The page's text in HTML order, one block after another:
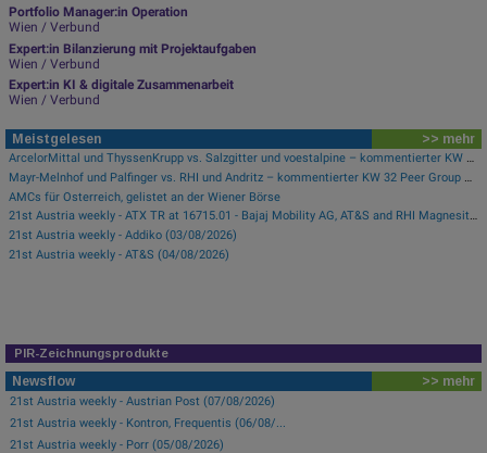
Portfolio Manager:in Operation
Wien / Verbund
Expert:in Bilanzierung mit Projektaufgaben
Wien / Verbund
Expert:in KI & digitale Zusammenarbeit
Wien / Verbund
Meistgelesen >> mehr
ArcelorMittal und ThyssenKrupp vs. Salzgitter und voestalpine – kommentierter KW 32 Peer Group Watch Stahl
Mayr-Melnhof und Palfinger vs. RHI und Andritz – kommentierter KW 32 Peer Group Watch Zykliker Österreich
AMCs für Österreich, gelistet an der Wiener Börse
21st Austria weekly - ATX TR at 16715.01 - Bajaj Mobility AG, AT&S and RHI Magnesita best-performing, Österreichische Post with weakest performance (08/08/2026)
21st Austria weekly - Addiko (03/08/2026)
21st Austria weekly - AT&S (04/08/2026)
PIR-Zeichnungsprodukte
Newsflow >> mehr
21st Austria weekly - Austrian Post (07/08/2026)
21st Austria weekly - Kontron, Frequentis (06/08/...
21st Austria weekly - Porr (05/08/2026)